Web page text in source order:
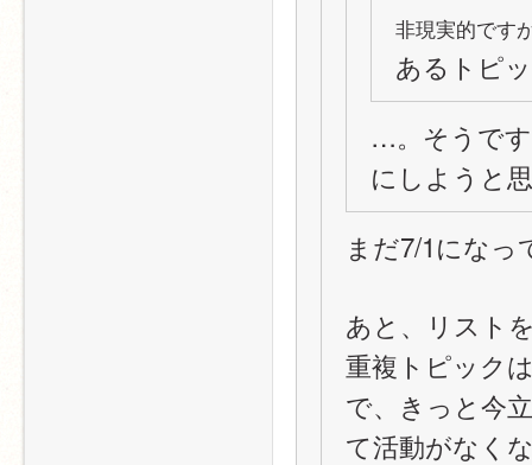
非現実的です
あるトピ
…。そうで
にしようと
まだ7/1になっ
あと、リスト
重複トピック
で、きっと今
て活動がなく